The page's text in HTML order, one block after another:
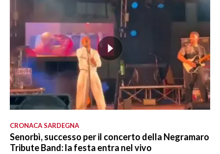
CRONACA SARDEGNA
Senorbì, successo per il concerto della Negramaro
Tribute Band: la festa entra nel vivo